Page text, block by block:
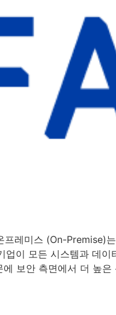
레미스 (On-Premise)
업이 모든 시스템과 데
보안 측면에서 더 높